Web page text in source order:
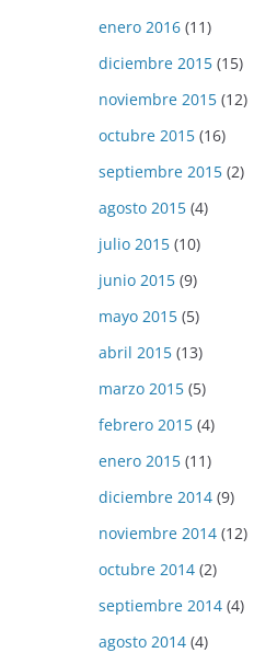
enero 2016 (11)
diciembre 2015 (15)
noviembre 2015 (12)
octubre 2015 (16)
septiembre 2015 (2)
agosto 2015 (4)
julio 2015 (10)
junio 2015 (9)
mayo 2015 (5)
abril 2015 (13)
marzo 2015 (5)
febrero 2015 (4)
enero 2015 (11)
diciembre 2014 (9)
noviembre 2014 (12)
octubre 2014 (2)
septiembre 2014 (4)
agosto 2014 (4)